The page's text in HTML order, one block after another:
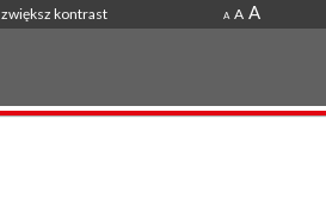
zwiększ kontrast A A A